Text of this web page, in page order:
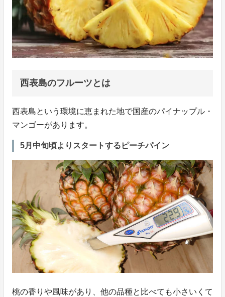
西表島のフルーツとは
西表島という環境に恵まれた地で国産のパイナップル・
マンゴーがあります。
5月中旬頃よりスタートするピーチパイン
桃の香りや風味があり、他の品種と比べても小さいくて